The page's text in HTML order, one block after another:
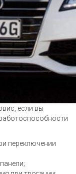
если вы
переключении